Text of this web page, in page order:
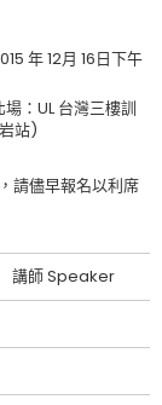
年 12月 16日下午
：UL 台灣三樓訓
站)
請儘早報名以利席
講師 Speaker